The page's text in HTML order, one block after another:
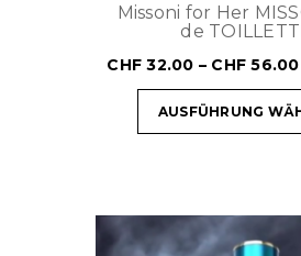
Missoni for Her
de
CHF 32.00 – CHF 56.00
AUSFÜHRUNG